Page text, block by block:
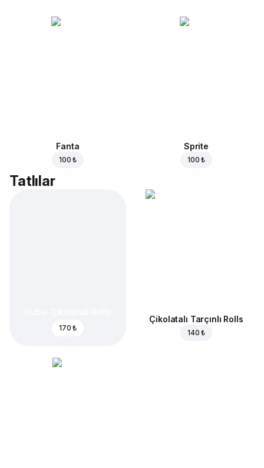
Fanta
100 ₺
Sprite
100 ₺
Tatlılar
170 ₺
Çikolatalı Tarçınlı Rolls
140 ₺